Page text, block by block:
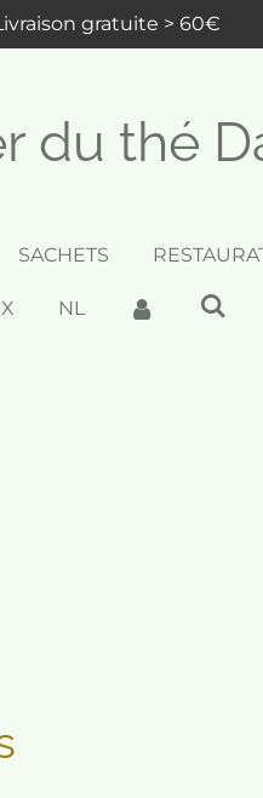
gratuite > 60€
du thé
SACHETS
NL